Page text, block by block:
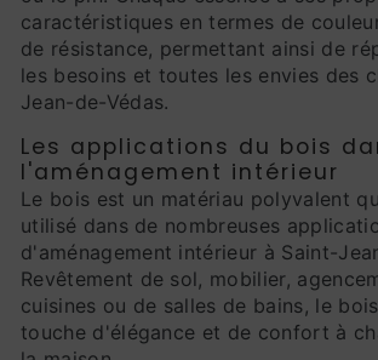
caractéristiques en termes de
de résistance, permettant ainsi de
les besoins et toutes les envies des
Jean-de-Védas.
Les applications du bois
l'aménagement intérieur
Le bois est un matériau polyvalent
utilisé dans de nombreuses
d'aménagement intérieur à Saint-
Revêtement de sol, mobilier,
cuisines ou de salles de bains, le
touche d'élégance et de confort à